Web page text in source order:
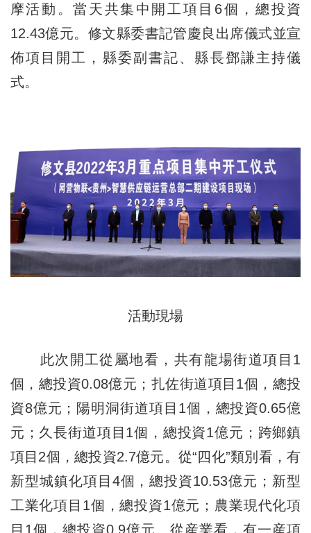
摩活動。當天共集中開工項目6個，總投資
12.43億元。修文縣委書記管慶良出席儀式並宣
佈項目開工，縣委副書記、縣長鄧謙主持儀
式。
活動現場
此次開工從屬地看，共有龍場街道項目1
個，總投資0.08億元；扎佐街道項目1個，總投
資8億元；陽明洞街道項目1個，總投資0.65億
元；久長街道項目1個，總投資1億元；跨鄉鎮
項目2個，總投資2.7億元。從“四化”類別看，有
新型城鎮化項目4個，總投資10.53億元；新型
工業化項目1個，總投資1億元；農業現代化項
目1個，總投資0.9億元。從産業看，有一産項